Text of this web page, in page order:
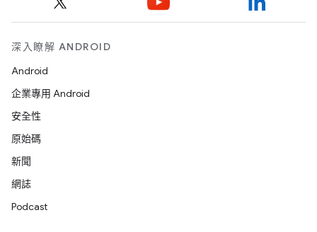
深入瞭解 ANDROID
Android
企業專用 Android
安全性
原始碼
新聞
網誌
Podcast